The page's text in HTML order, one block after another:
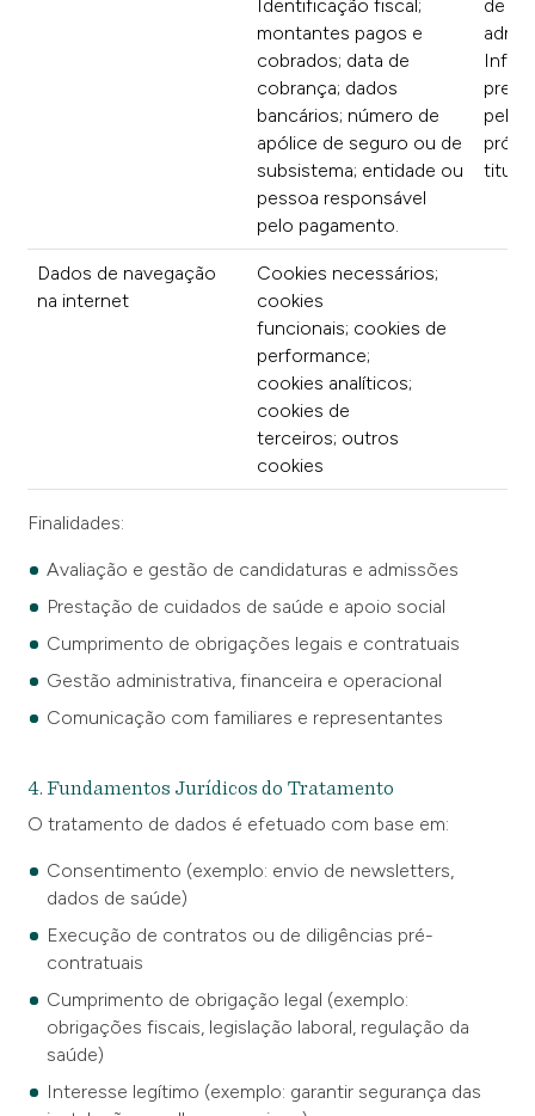
Identificação fiscal;
montantes pagos e
cobrados; data de
cobrança; dados
bancários; número de
apólice de seguro ou de
subsistema; entidade ou
pessoa responsável
pelo pagamento.
de
pelos
Dados de navegação
na internet
Cookies necessários;
cookies
funcionais; cookies de
performance;
cookies analíticos;
cookies de
terceiros; outros
cookies
Finalidades:
Avaliação e gestão de candidaturas e admissões
Prestação de cuidados de saúde e apoio social
Cumprimento de obrigações legais e contratuais
Gestão administrativa, financeira e operacional
Comunicação com familiares e representantes
4. Fundamentos Jurídicos do Tratamento
O tratamento de dados é efetuado com base em:
Consentimento (exemplo: envio de newsletters,
dados de saúde)
Execução de contratos ou de diligências pré-
contratuais
Cumprimento de obrigação legal (exemplo:
obrigações fiscais, legislação laboral, regulação da
saúde)
Interesse legítimo (exemplo: garantir segurança das